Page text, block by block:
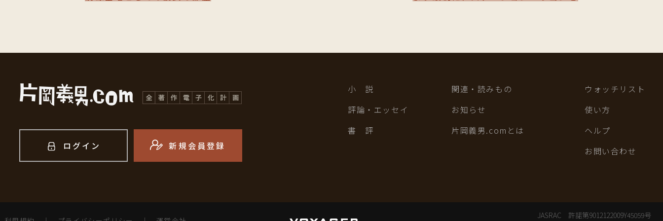
ログイン 新規会員登録
小 説
評論・エッセイ
書 評
関連・読みもの
お知らせ
片岡義男.comとは
ウォッチリスト
使い方
ヘルプ
お問い合わせ
JASRAC 許諾第9012122009Y45059号